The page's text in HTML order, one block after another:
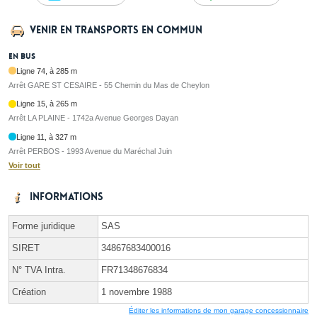
Venir en transports en commun
En bus
Ligne 74, à 285 m
Arrêt GARE ST CESAIRE - 55 Chemin du Mas de Cheylon
Ligne 15, à 265 m
Arrêt LA PLAINE - 1742a Avenue Georges Dayan
Ligne 11, à 327 m
Arrêt PERBOS - 1993 Avenue du Maréchal Juin
Voir tout
Informations
Forme juridique SAS
SIRET 34867683400016
N° TVA Intra. FR71348676834
Création 1 novembre 1988
Éditer les informations de mon garage concessionnaire